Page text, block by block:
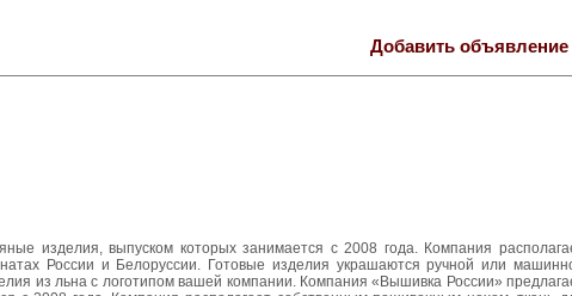
Добавить объявление
изделия, выпуском которых занимается с 2008 года. Компания
России и Белоруссии. Готовые изделия украшаются ручной или
из льна с логотипом вашей компании. Компания «Вышивка России»